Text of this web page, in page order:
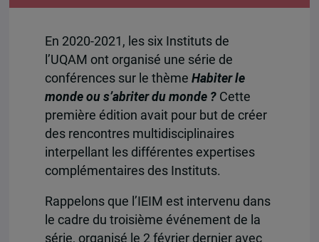
En 2020-2021, les six Instituts de
l’UQAM ont organisé une série de
conférences sur le thème Habiter le
monde ou s’abriter du monde ? Cette
première édition avait pour but de créer
des rencontres multidisciplinaires
interpellant les différentes expertises
complémentaires des Instituts.
Rappelons que l’IEIM est intervenu dans
le cadre du troisième événement de la
série, organisé le 2 février dernier avec